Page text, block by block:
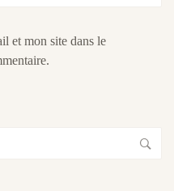
et mon site dans le